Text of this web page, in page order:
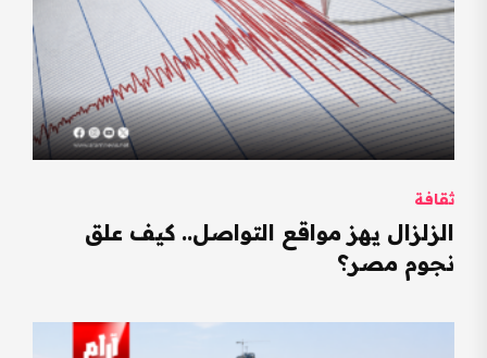
ثقافة
الزلزال يهز مواقع التواصل.. كيف علق
نجوم مصر؟